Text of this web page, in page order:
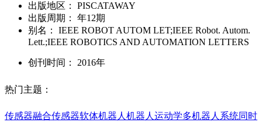
出版地区：
PISCATAWAY
出版周期：
年12期
别名：
IEEE ROBOT AUTOM LET;IEEE Robot. Autom.
Lett.;IEEE ROBOTICS AND AUTOMATION LETTERS
创刊时间： 2016年
热门主题：
传感器融合传感器软体机器人 机器人运动学多机器人系统同时